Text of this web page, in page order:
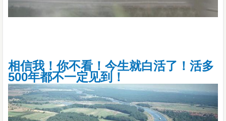
相信我！你不看！今生就白活了！活多
500年都不一定见到！